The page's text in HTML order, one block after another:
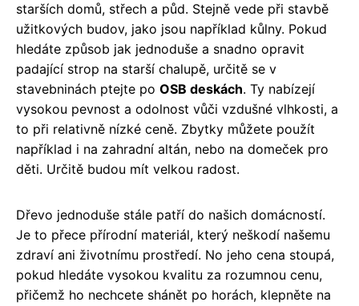
starších domů, střech a půd. Stejně vede při stavbě
užitkových budov, jako jsou například kůlny. Pokud
hledáte způsob jak jednoduše a snadno opravit
padající strop na starší chalupě, určitě se v
stavebninách ptejte po OSB deskách. Ty nabízejí
vysokou pevnost a odolnost vůči vzdušné vlhkosti, a
to při relativně nízké ceně. Zbytky můžete použít
například i na zahradní altán, nebo na domeček pro
děti. Určitě budou mít velkou radost.
Dřevo jednoduše stále patří do našich domácností.
Je to přece přírodní materiál, který neškodí našemu
zdraví ani životnímu prostředí. No jeho cena stoupá,
pokud hledáte vysokou kvalitu za rozumnou cenu,
přičemž ho nechcete shánět po horách, klepněte na